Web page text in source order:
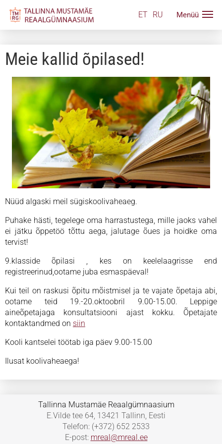
ET RU
Meie kallid õpilased!
Nüüd algaski meil sügiskoolivaheaeg.
Puhake hästi, tegelege oma harrastustega, mille jaoks vahel
ei jätku õppetöö tõttu aega, jalutage õues ja hoidke oma
tervist!
9.klasside õpilasi , kes on keelelaagrisse end
registreerinud,ootame juba esmaspäeval!
Kui teil on raskusi õpitu mõistmisel ja te vajate õpetaja abi,
ootame teid 19.-20.oktoobril 9.00-15.00. Leppige
aineõpetajaga konsultatsiooni ajast kokku. Õpetajate
kontaktandmed on siin
Kooli kantselei töötab iga päev 9.00-15.00
Ilusat koolivaheaega!
Tallinna Mustamäe Reaalgümnaasium
E.Vilde tee 64, 13421 Tallinn, Eesti
Telefon: (+372) 652 2533
E-post: mreal@mreal.ee